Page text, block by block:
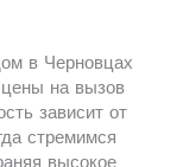
в Черновцах
на вызов
зависит от
стремимся